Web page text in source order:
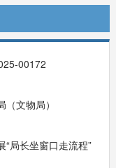
00172
文物局）
局长坐窗口走流程”